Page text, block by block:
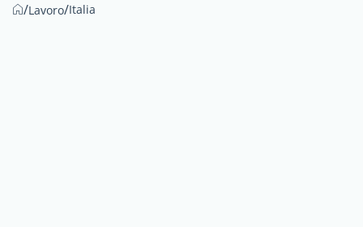
/Lavoro/Italia